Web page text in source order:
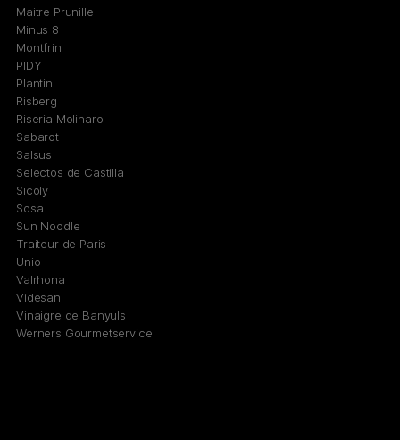
Maitre Prunille
Minus 8
Montfrin
PIDY
Plantin
Risberg
Riseria Molinaro
Sabarot
Salsus
Selectos de Castilla
Sicoly
Sosa
Sun Noodle
Traiteur de Paris
Unio
Valrhona
Videsan
Vinaigre de Banyuls
Werners Gourmetservice